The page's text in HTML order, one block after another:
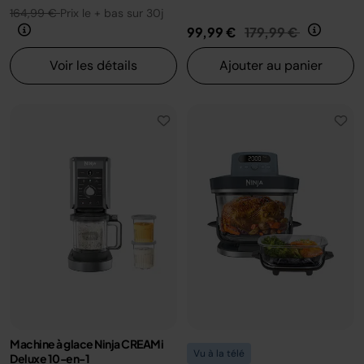
164,99 €Prix le + bas sur 30j
Voir les détails
99,99 € Prix réduit de
179,99 € au
Ajouter au panier
Machine à glace Ninja CREAMi
Deluxe 10-en-1
Vu à la télé